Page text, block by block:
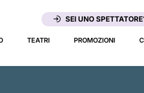
SEI UNO
TEATRI PROMOZIONI